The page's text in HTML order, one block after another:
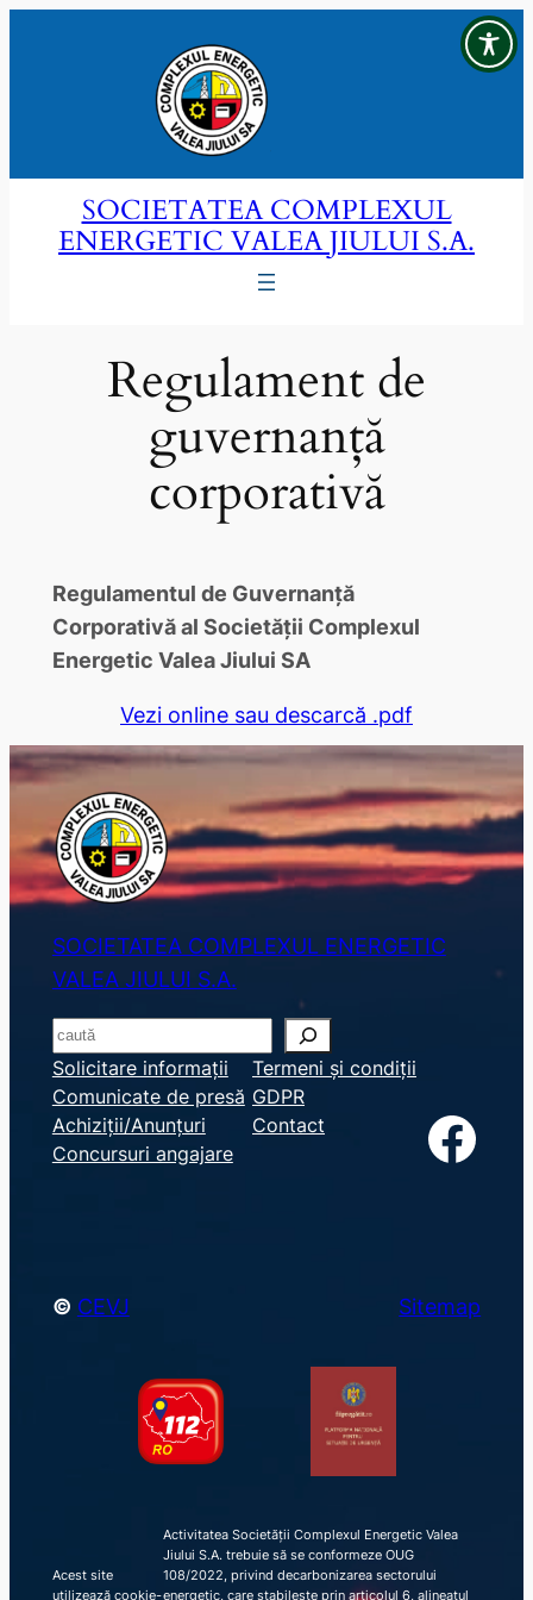
SOCIETATEA COMPLEXUL
ENERGETIC VALEA JIULUI S.A.
Regulament de
guvernanță
corporativă
Regulamentul de Guvernanţă
Corporativă al Societății Complexul
Energetic Valea Jiului SA
Vezi online sau descarcă .pdf
SOCIETATEA COMPLEXUL ENERGETIC
VALEA JIULUI S.A.
S
e
a
r
c
Solicitare informații
Comunicate de presă
Achiziții/Anunțuri
Concursuri angajare
Termeni și condiții
GDPR
Contact
Facebook
© CEVJ Sitemap
Acest site
utilizează cookie-
Activitatea Societății Complexul Energetic Valea
Jiului S.A. trebuie să se conformeze OUG
108/2022, privind decarbonizarea sectorului
energetic, care stabilește prin articolul 6, alineatul